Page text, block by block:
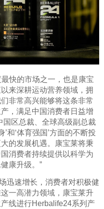
快的市场之一，也是康宝
来深耕运动营养领域，拥
非常高兴能够将这条非常
，满足中国消费者日益增
国区总裁、全球高级副总裁
和‘体育强国’方面的不断投
的发展机遇。康宝莱将秉
消费者持续提供以科学为
康升级。”
迅速增长，消费者对积极健
一高潜力领域，康宝莱升
线进行Herbalife24系列产